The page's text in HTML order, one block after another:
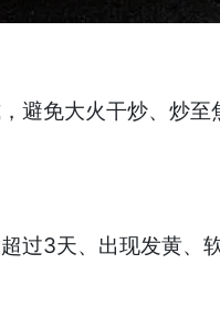
免大火干炒、炒至
3天、出现发黄、